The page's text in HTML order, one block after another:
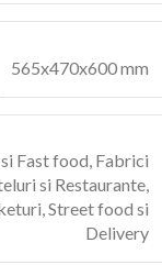
565x470x600 mm
Fast food, Fabrici
si Restaurante,
,Street food si
Delivery